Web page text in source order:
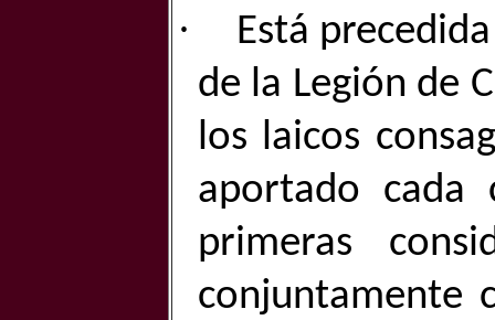
·
Está
de la Legión de
los laicos
aportado cada
primeras
conjuntamente